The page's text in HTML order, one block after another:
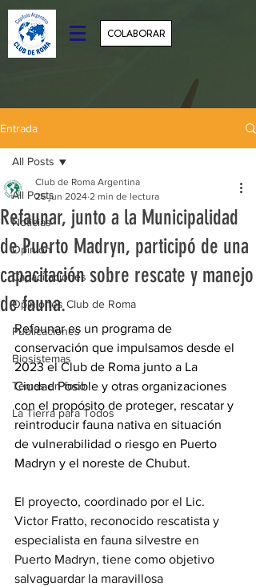
COLABORAR
Entrada
All Posts
Noticias
Opinión
Capacitaciones
Opiniones Club de Roma
Publicaciones
Biosistemas
Temas en foco
La Tierra para Todos
All Posts
Refaunar, junto a la Municipalidad
de Puerto Madryn, participó de una
capacitación sobre rescate y manejo
de fauna.
Club de Roma Argentina
26 jun 2024 2 min de lectura
Refaunar es un programa de
conservación que impulsamos desde el
2023 el Club de Roma junto a La
Ciudad Posible y otras organizaciones
con el propósito de proteger, rescatar y
reintroducir fauna nativa en situación
de vulnerabilidad o riesgo en Puerto
Madryn y el noreste de Chubut.
El proyecto, coordinado por el Lic.
Victor Fratto, reconocido rescatista y
especialista en fauna silvestre en
Puerto Madryn, tiene como objetivo
salvaguardar la maravillosa